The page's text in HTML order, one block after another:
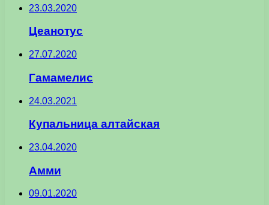
23.03.2020
Цеанотус
27.07.2020
Гамамелис
24.03.2021
Купальница алтайская
23.04.2020
Амми
09.01.2020